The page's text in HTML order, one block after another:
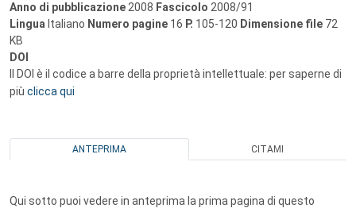
Anno di pubblicazione 2008 Fascicolo 2008/91
Lingua Italiano Numero pagine 16 P. 105-120 Dimensione file 72
KB
DOI
Il DOI è il codice a barre della proprietà intellettuale: per saperne di
più clicca qui
ANTEPRIMA CITAMI
Qui sotto puoi vedere in anteprima la prima pagina di questo